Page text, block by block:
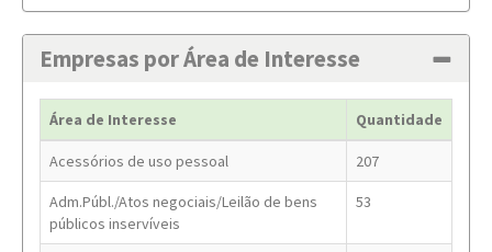
Empresas por Área de Interesse
Área de Interesse Quantidade
Acessórios de uso pessoal 207
Adm.Públ./Atos negociais/Leilão de bens
públicos inservíveis
53